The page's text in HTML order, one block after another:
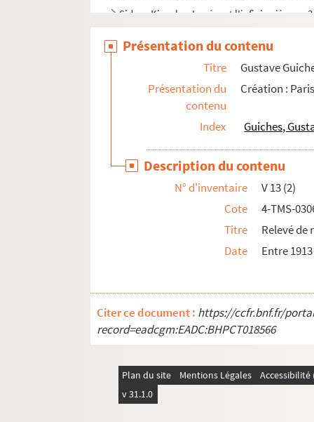
Sidney Kingsley. Le zéro et l'infini : pièce en
Présentation du contenu
Titre
Gustave
Présentation du
contenu
Création :
Index Guiches,
Description du contenu
N° d'inventaire
V 13 (2)
Cote
4-TMS-
Titre
Relevé de
Date
Entre
Citer ce document : https://ccfr.bnf.fr/
record=eadcgm:EADC:BHPCT018566
Plan du site Mentions Légales
v 31.1.0